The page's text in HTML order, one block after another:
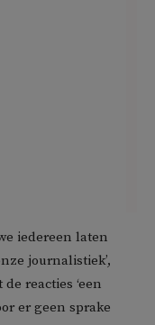
iedereen laten
journalistiek’,
reacties ‘een
er geen sprake